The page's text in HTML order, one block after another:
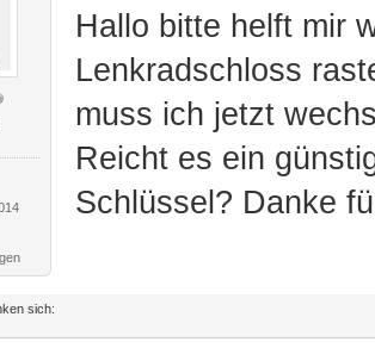
Hallo bitte helft mir
Lenkradschloss
muss ich jetzt
Reicht es ein
Schlüssel? Danke
sich: